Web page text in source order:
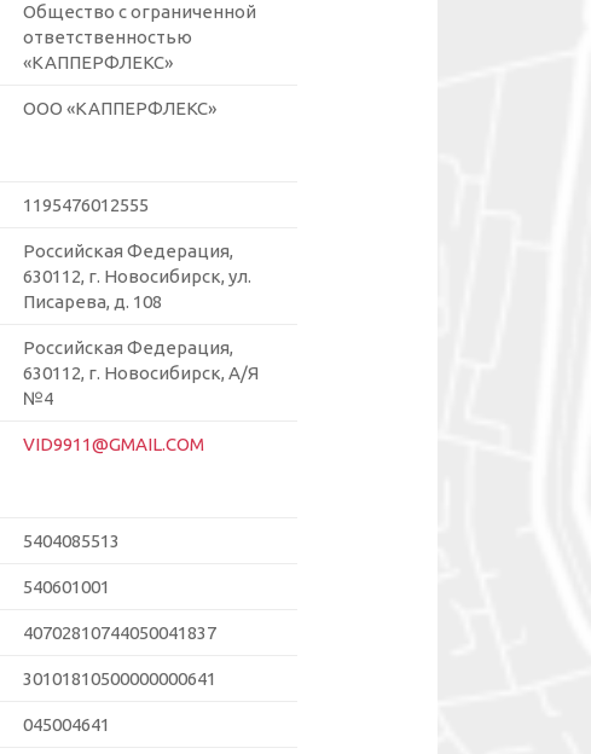
Общество с ограниченной
ответственностью
«КАППЕРФЛЕКС»
ООО «КАППЕРФЛЕКС»
1195476012555
Российская Федерация,
630112, г. Новосибирск, ул.
Писарева, д. 108
Российская Федерация,
630112, г. Новосибирск, А/Я
№4
VID9911@GMAIL.COM
5404085513
540601001
40702810744050041837
30101810500000000641
045004641